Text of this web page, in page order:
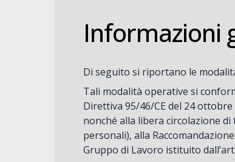
Informazioni
Di seguito si riportano le
Tali modalità operative si
Direttiva 95/46/CE del 24
nonché alla libera circolazione
personali), alla
Gruppo di Lavoro istituito